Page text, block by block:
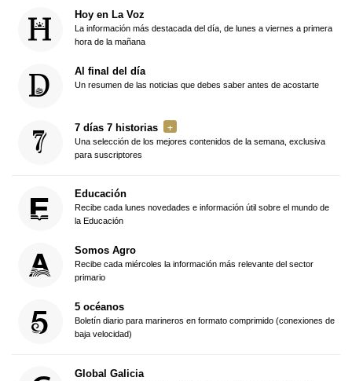
Hoy en La Voz
La información más destacada del día, de lunes a viernes a primera
hora de la mañana
Al final del día
Un resumen de las noticias que debes saber antes de acostarte
7 días 7 historias
Una selección de los mejores contenidos de la semana, exclusiva
para suscriptores
Educación
Recibe cada lunes novedades e información útil sobre el mundo de
la Educación
Somos Agro
Recibe cada miércoles la información más relevante del sector
primario
5 océanos
Boletín diario para marineros en formato comprimido (conexiones de
baja velocidad)
Global Galicia